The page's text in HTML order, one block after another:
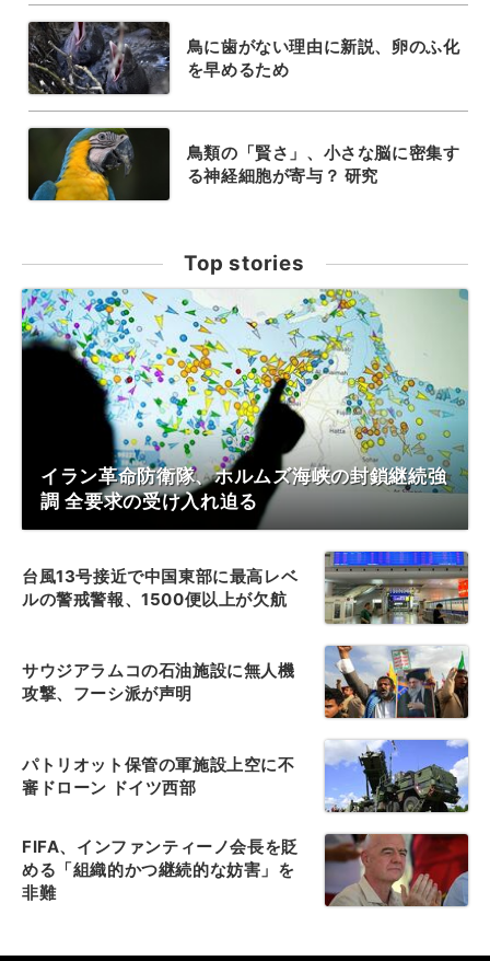
鳥に歯がない理由に新説、卵のふ化
を早めるため
鳥類の「賢さ」、小さな脳に密集す
る神経細胞が寄与？ 研究
Top stories
イラン革命防衛隊、ホルムズ海峡の封鎖継続強
調 全要求の受け入れ迫る
台風13号接近で中国東部に最高レベ
ルの警戒警報、1500便以上が欠航
サウジアラムコの石油施設に無人機
攻撃、フーシ派が声明
パトリオット保管の軍施設上空に不
審ドローン ドイツ西部
FIFA、インファンティーノ会長を貶
める「組織的かつ継続的な妨害」を
非難